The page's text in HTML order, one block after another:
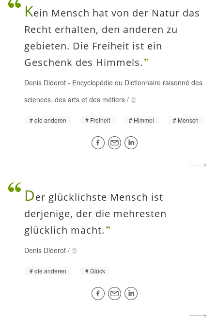
Kein Mensch hat von der Natur das
Recht erhalten, den anderen zu
gebieten. Die Freiheit ist ein
Geschenk des Himmels.
Denis Diderot - Encyclopédie ou Dictionnaire raisonné des
sciences, des arts et des métiers /
die anderen Freiheit Himmel Mensch
Der glücklichste Mensch ist
derjenige, der die mehresten
glücklich macht.
Denis Diderot /
die anderen Glück